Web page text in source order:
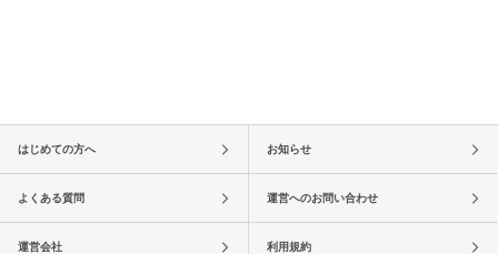
はじめての方へ お知らせ
よくある質問 運営へのお問い合わせ
運営会社 利用規約